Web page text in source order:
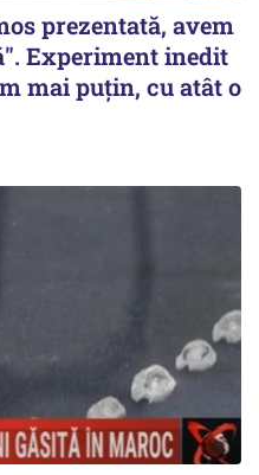
prezentată, avem
Experiment inedit
mai puțin, cu atât o